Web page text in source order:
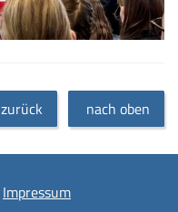
zurück nach oben
Impressum